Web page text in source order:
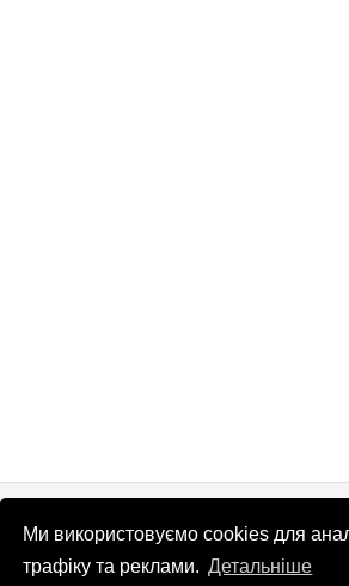
Ми використовуємо cookies для
трафіку та реклами. Детальніше
© Патріоти України 2026 Правова
info@patrioty.org.ua